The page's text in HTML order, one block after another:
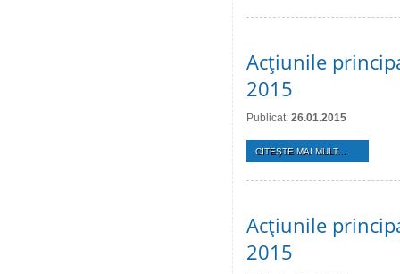
Acţiunile
2015
Publicat: 26.01.2015
CITEŞTE MAI MULT...
Acţiunile
2015